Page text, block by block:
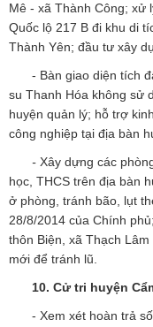
Mê - xã Thành Công; xử
Quốc lộ 217 B đi khu di
Thành Yên; đầu tư xây
- Bàn giao diện tích
su Thanh Hóa không sử
huyện quản lý; hỗ trợ
công nghiệp tại địa bàn
- Xây dựng các
học, THCS trên địa bàn
ở phòng, tránh bão, lụt
28/8/2014 của Chính
thôn Biện, xã Thạch
mới để tránh lũ.
10. Cử tri huyện
- Xem xét hoàn trả